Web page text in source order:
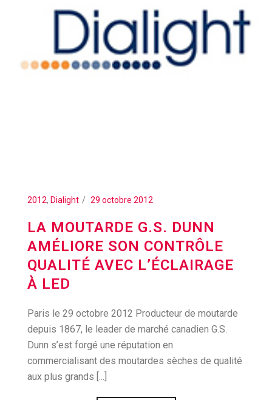
2012, Dialight 29 octobre 2012
LA MOUTARDE G.S. DUNN
AMÉLIORE SON CONTRÔLE
QUALITÉ AVEC L’ÉCLAIRAGE
À LED
Paris le 29 octobre 2012 Producteur de moutarde
depuis 1867, le leader de marché canadien G.S.
Dunn s’est forgé une réputation en
commercialisant des moutardes sèches de qualité
aux plus grands [...]